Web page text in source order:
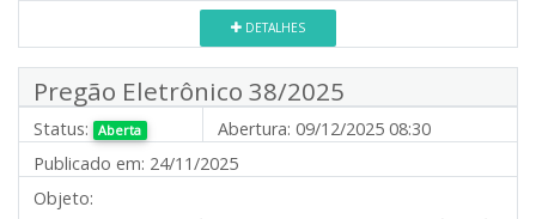
DETALHES
Pregão Eletrônico 38/2025
Status: Aberta Abertura: 09/12/2025 08:30
Publicado em: 24/11/2025
Objeto: